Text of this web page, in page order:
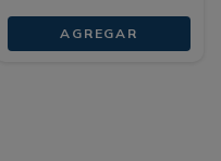
AGREGAR